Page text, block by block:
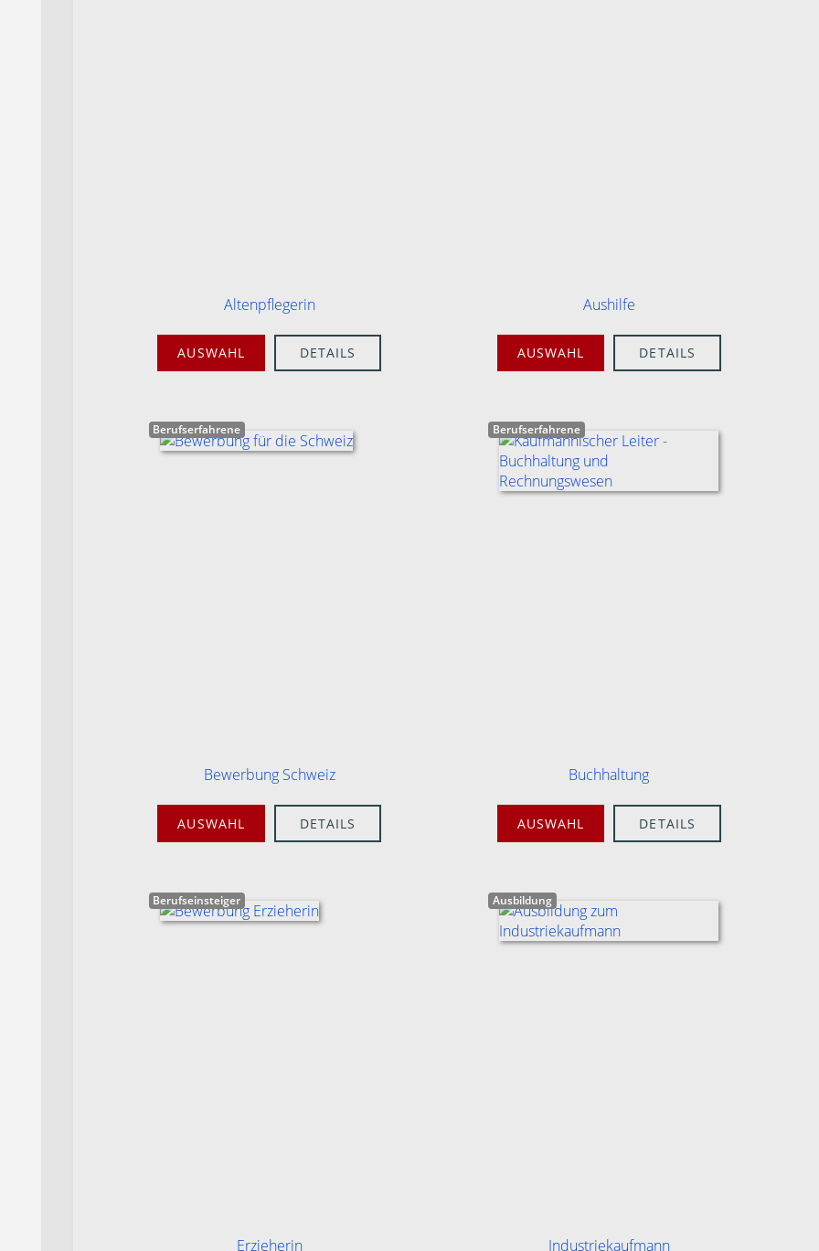
Altenpflegerin
AUSWAHL DETAILS
Aushilfe
AUSWAHL DETAILS
Berufserfahrene
Bewerbung Schweiz
AUSWAHL DETAILS
Berufserfahrene
Buchhaltung
AUSWAHL DETAILS
Berufseinsteiger
Erzieherin
Ausbildung
Industriekaufmann